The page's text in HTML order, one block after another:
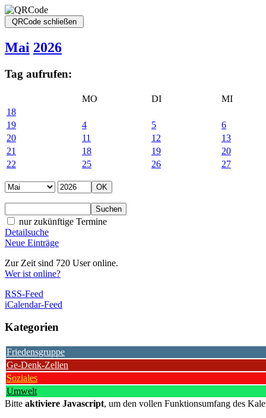
Mai 2026
Tag aufrufen:
MO DI
MI
18
19
4 5
6
20
11 12
13
21
18 19
20
22
25 26 27
nur zukünftige Termine
Detailsuche
Neue Einträge
Zur Zeit sind 720 User online.
Wer ist online?
RSS-Feed
iCalendar-Feed
Kategorien
Friedensgruppe
Ge-Denk-Zellen
Soziales
Umwelt
Bitte aktiviere Javascript, um den vollen Funktionsumfang des